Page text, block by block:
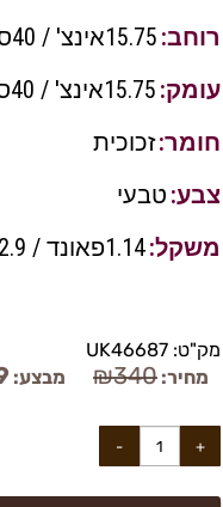
רוחב: 15.75אינצ' / 40ס״מ
עומק: 15.75אינצ' / 40ס״מ
חומר:זכוכית
צבע: טבעי
משקל:1.14פאונד / 2.9ק״ג
מק"ט: UK46687
מחיר:
₪340 מבצע: